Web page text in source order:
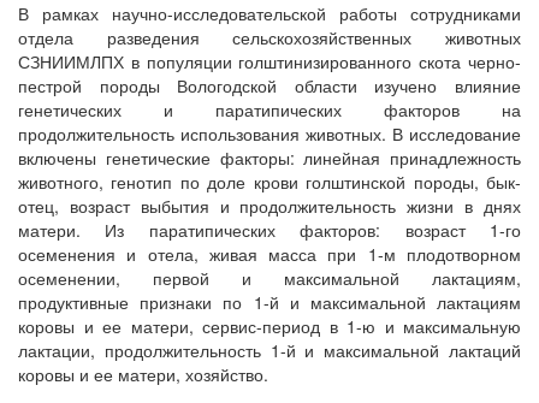
В рамках научно-исследовательской работы сотрудниками
отдела разведения сельскохозяйственных животных
СЗНИИМЛПХ в популяции голштинизированного скота черно-
пестрой породы Вологодской области изучено влияние
генетических и паратипических факторов на
продолжительность использования животных. В исследование
включены генетические факторы: линейная принадлежность
животного, генотип по доле крови голштинской породы, бык-
отец, возраст выбытия и продолжительность жизни в днях
матери. Из паратипических факторов: возраст 1-го
осеменения и отела, живая масса при 1-м плодотворном
осеменении, первой и максимальной лактациям,
продуктивные признаки по 1-й и максимальной лактациям
коровы и ее матери, сервис-период в 1-ю и максимальную
лактации, продолжительность 1-й и максимальной лактаций
коровы и ее матери, хозяйство.